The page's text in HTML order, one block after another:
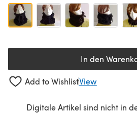
In den
Add to WishlistView
Digitale Artikel sind nicht in